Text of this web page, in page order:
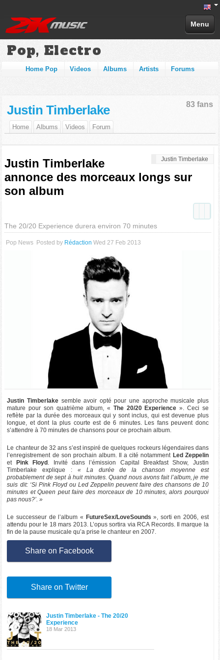
Menu
Pop, Electro
Home Pop Videos Albums Artists Forums
83 fans
Justin Timberlake
Home Albums Videos Forum
Justin Timberlake
Justin Timberlake
annonce des morceaux longs sur
son album
The 20/20 Experience durera environ 70 minutes
Pop News Posted by Rédaction Wed 27 Feb 2013
Justin Timberlake semble avoir opté pour une approche musicale plus
mature pour son quatrième album, « The 20/20 Experience». Ceci se
reflète par la durée des morceaux qui y sont inclus, qui est devenue plus
longue, et dont la plus courte est de 6 minutes. Les fans peuvent donc
s’attendre à 70 minutes de chansons pour ce prochain album.
Le chanteur de 32 ans s’est inspiré de quelques rockeurs légendaires dans
l’enregistrement de son prochain album. Il a cité notamment Led Zeppelin
et Pink Floyd . Invité dans l’émission Capital Breakfast Show, Justin
Timberlake explique : « La durée de la chanson moyenne est
probablement de sept à huit minutes. Quand nous avons fait l’album, je me
suis dit: ‘Si Pink Floyd ou Led Zeppelin peuvent faire des chansons de 10
minutes et Queen peut faire des morceaux de 10 minutes, alors pourquoi
pas nous?’. »
Le successeur de l’album « FutureSex/LoveSounds », sorti en 2006, est
attendu pour le 18 mars 2013. L’opus sortira via RCA Records. Il marque la
fin de la pause musicale qu’a prise le chanteur en 2007.
Share on Facebook
Share on Twitter
Justin Timberlake - The 20/20
Experience
18 Mar 2013